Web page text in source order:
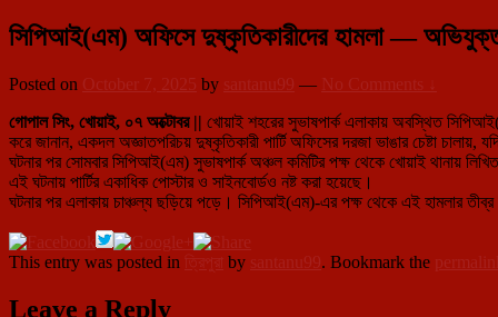
সিপিআই(এম) অফিসে দুষ্কৃতিকারীদের হামলা —
Posted on October 7, 2025 by santanu99 — No Comments ↓
গোপাল সিং, খোয়াই, ০৭ অক্টোবর || খোয়াই শহরের সুভাষপার্ক এলাকায় অবস্থিত
করে জানান, একদল অজ্ঞাতপরিচয় দুষ্কৃতিকারী পার্টি অফিসের দরজা ভাঙার চেষ্টা
ঘটনার পর সোমবার সিপিআই(এম) সুভাষপার্ক অঞ্চল কমিটির পক্ষ থেকে খোয়াই থানায়
এই ঘটনায় পার্টির একাধিক পোস্টার ও সাইনবোর্ডও নষ্ট করা হয়েছে।
ঘটনার পর এলাকায় চাঞ্চল্য ছড়িয়ে পড়ে। সিপিআই(এম)-এর পক্ষ থেকে এই হামলার
This entry was posted in ত্রিপুরা by santanu99. Bookmark the
Leave a Reply